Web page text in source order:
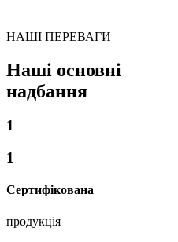
НАШІ ПЕРЕВАГИ
Наші основні
надбання
1
1
Сертифікована
продукція